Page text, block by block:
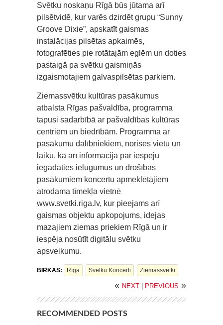
Svētku noskaņu Rīgā būs jūtama arī
pilsētvidē, kur varēs dzirdēt grupu “Sunny
Groove Dixie”, apskatīt gaismas
instalācijas pilsētas apkaimēs,
fotografēties pie rotātajām eglēm un doties
pastaigā pa svētku gaismiņās
izgaismotajiem galvaspilsētas parkiem.
Ziemassvētku kultūras pasākumus
atbalsta Rīgas pašvaldība, programma
tapusi sadarbībā ar pašvaldības kultūras
centriem un biedrībām. Programma ar
pasākumu dalībniekiem, norises vietu un
laiku, kā arī informācija par iespēju
iegādāties ielūgumus un drošības
pasākumiem koncertu apmeklētājiem
atrodama tīmekļa vietnē
www.svetki.riga.lv, kur pieejams arī
gaismas objektu apkopojums, idejas
mazajiem ziemas priekiem Rīgā un ir
iespēja nosūtīt digitālu svētku
apsveikumu.
BIRKAS: Rīga Svētku Koncerti Ziemassvētki
« NEXT PREVIOUS »
RECOMMENDED POSTS